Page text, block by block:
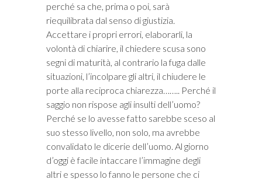
perché sa che, prima o poi, sarà
riequilibrata dal senso di giustizia.
Accettare i propri errori, elaborarli, la
volontà di chiarire, il chiedere scusa sono
segni di maturità, al contrario la fuga dalle
situazioni, l’incolpare gli altri, il chiudere le
porte alla reciproca chiarezza…….. Perché il
saggio non rispose agli insulti dell’uomo?
Perché se lo avesse fatto sarebbe sceso al
suo stesso livello, non solo, ma avrebbe
convalidato le dicerie dell’uomo. Al giorno
d’oggi è facile intaccare l’immagine degli
altri e spesso lo fanno le persone che ci